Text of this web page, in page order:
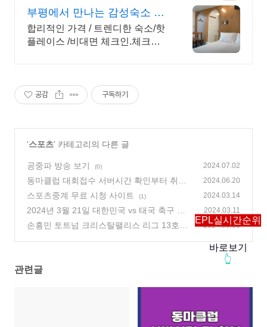
EPL실시간순위
바로보기
👆
부평에서 만나는 감성숙소 숙
소 전용 주차장 완비
합리적인 가격 / 트렌디한 숙소/핫
플레이스 /비대면 체크인.체크아
공감 구독하기
'스포츠' 카테고리의 다른 글
공중파 방송 보기 (0) 2024.07.02
동마클럽 대회접수 서버시간 확인부터 취소
환불까지
(0)
2024.06.20
스포츠중계 무료 시청 사이트 (1) 2024.03.14
2024년 3월 21일 대한민국 vs 태국 축구 티
켓 예매 살펴보기
(0)
2024.03.11
손흥민 토트넘 크리스탈팰리스 리그 13호골
2024.03.03
관련글